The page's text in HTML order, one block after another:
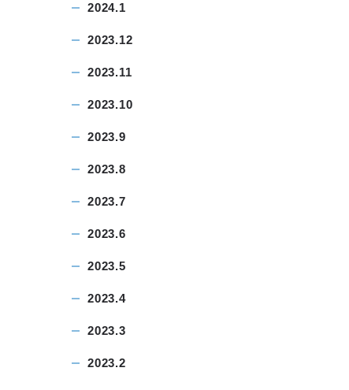
2024.1
2023.12
2023.11
2023.10
2023.9
2023.8
2023.7
2023.6
2023.5
2023.4
2023.3
2023.2